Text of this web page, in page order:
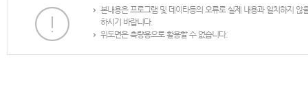
본내용은 프로그램 및 데이타등의 오류로 실제 내용과 일치하지
하시기 바랍니다.
위도면은 측량용으로 활용할 수 없습니다.